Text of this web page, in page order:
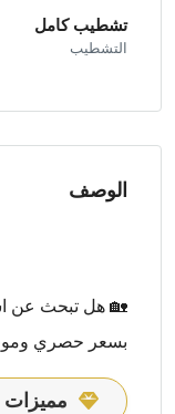
تشطيب كامل
التشطيب
الوصف
🏡 هل تبحث عن
بسعر حصري
مميزات